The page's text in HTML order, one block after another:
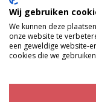
Product
Betaalinformatie
Wij gebruiken
We kunnen deze
onze website te
een geweldige website-
cookies die we